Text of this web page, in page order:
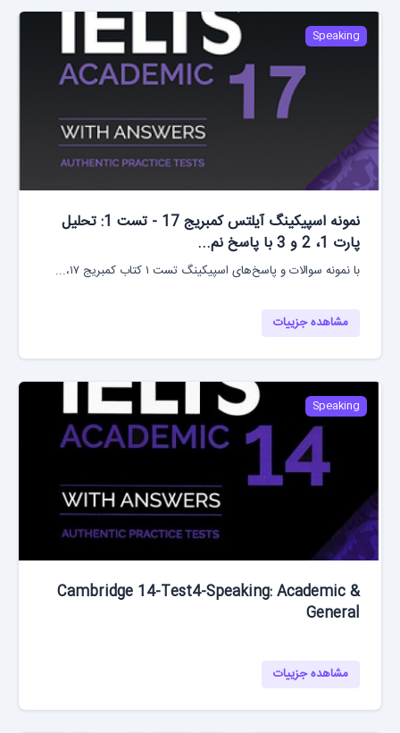
Speaking
نمونه اسپیکینگ آیلتس کمبریج 17 - تست 1: تحلیل
پارت 1، 2 و 3 با پاسخ نم...
با نمونه سوالات و پاسخ‌های اسپیکینگ تست ۱ کتاب کمبریج ۱۷،...
مشاهده جزییات
Speaking
Cambridge 14-Test4-Speaking: Academic &
General
مشاهده جزییات